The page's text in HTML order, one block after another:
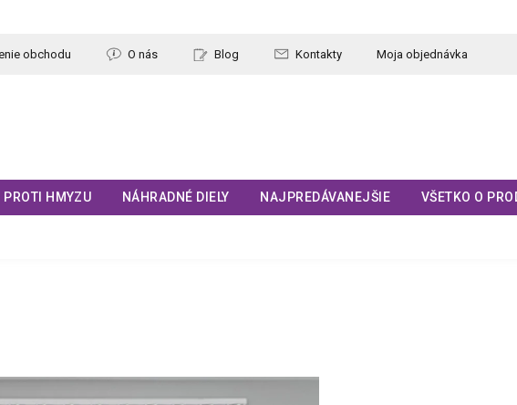
obchodu O nás Blog Kontakty Moja objednávka
PROTI HMYZU NÁHRADNÉ DIELY NAJPREDÁVANEJŠIE VŠETKO O